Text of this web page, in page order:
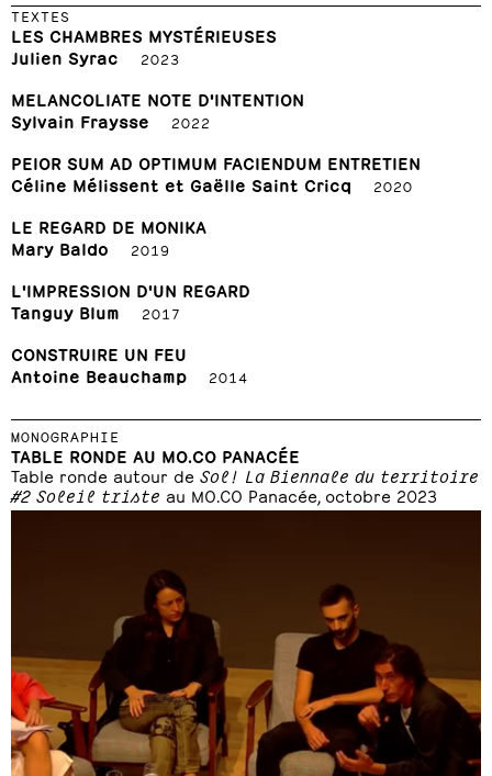
TEXTES
LES CHAMBRES MYSTÉRIEUSES
Julien Syrac
2023
MELANCOLIATE NOTE D'INTENTION
Sylvain Fraysse
2022
PEIOR SUM AD OPTIMUM FACIENDUM ENTRETIEN
Céline Mélissent et Gaëlle Saint Cricq
2020
LE REGARD DE MONIKA
Mary Baldo
2019
L'IMPRESSION D'UN REGARD
Tanguy Blum
2017
CONSTRUIRE UN FEU
Antoine Beauchamp
2014
MONOGRAPHIE
TABLE RONDE AU MO.CO PANACÉE
Table ronde autour de Sol! La Biennale du territoire
#2 Soleil triste au MO.CO Panacée, octobre 2023